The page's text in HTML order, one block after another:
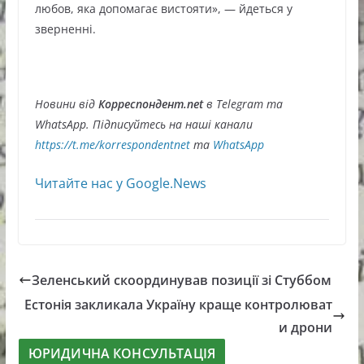
любов, яка допомагає вистояти», — йдеться у
зверненні.
Новини відКорреспондент.netв Telegram та
WhatsApp. Підписуйтесь на наші канали
https://t.me/korrespondentnetта WhatsApp
Читайте нас у Google.News
Зеленський скоординував позиції зі Стуббом
Естонія закликала Україну краще контролюват
и дрони
ЮРИДИЧНА КОНСУЛЬТАЦІЯ